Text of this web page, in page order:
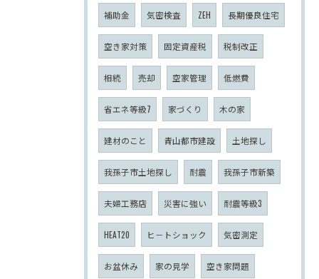
補助金 気密検査 ZEH 長期優良住宅
空き家対策 固定資産税 税制改正
相続 売却 空家管理 低燃費
省エネ等級7 家づくり 木の家
建材のこと 青山都市建設 土地探し
我孫子市土地探し 耐震 我孫子市新築
夫婦工務店 災害に強い 耐震等級3
HEAT20 ヒ－トショック 気密測定
お盆休み 家の見学 空き家問題